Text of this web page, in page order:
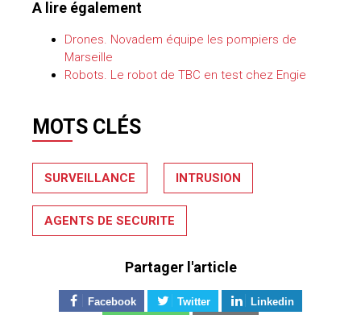
A lire également
Drones. Novadem équipe les pompiers de
Marseille
Robots. Le robot de TBC en test chez Engie
MOTS CLÉS
SURVEILLANCE INTRUSION
AGENTS DE SECURITE
Partager l'article
Facebook Twitter
Linkedin